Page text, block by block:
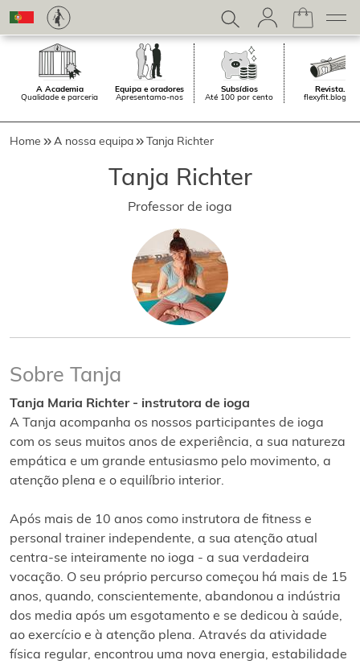
A Academia
Qualidade e parceria
Equipa e oradores
Apresentamo-nos
Subsídios
Até 100 por cento
Revista.
flexyfit.blogue
Home A nossa equipa Tanja Richter
Tanja Richter
Professor de ioga
Sobre Tanja
Tanja Maria Richter - instrutora de ioga
A Tanja acompanha os nossos participantes de ioga
com os seus muitos anos de experiência, a sua natureza
empática e um grande entusiasmo pelo movimento, a
atenção plena e o equilíbrio interior.
Após mais de 10 anos como instrutora de fitness e
personal trainer independente, a sua atenção atual
centra-se inteiramente no ioga - a sua verdadeira
vocação. O seu próprio percurso começou há mais de 15
anos, quando, conscientemente, abandonou a indústria
dos media após um esgotamento e se dedicou à saúde,
ao exercício e à atenção plena. Através da atividade
física regular, encontrou uma nova energia, estabilidade